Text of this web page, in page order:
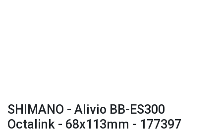
SHIMANO - Alivio BB-ES300
Octalink - 68x113mm - 177397